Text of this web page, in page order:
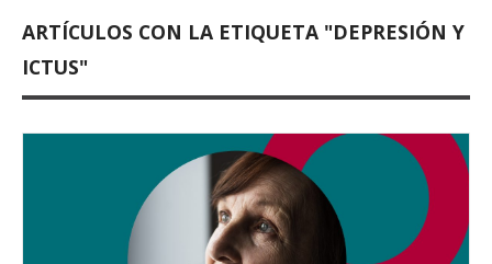
ARTÍCULOS CON LA ETIQUETA "DEPRESIÓN Y
ICTUS"